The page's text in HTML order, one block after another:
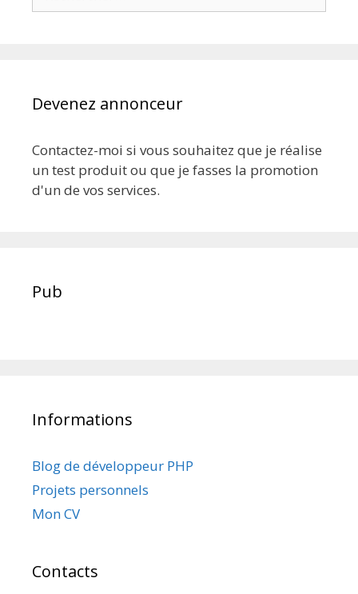
Devenez annonceur
Contactez-moi si vous souhaitez que je réalise
un test produit ou que je fasses la promotion
d'un de vos services.
Pub
Informations
Blog de développeur PHP
Projets personnels
Mon CV
Contacts